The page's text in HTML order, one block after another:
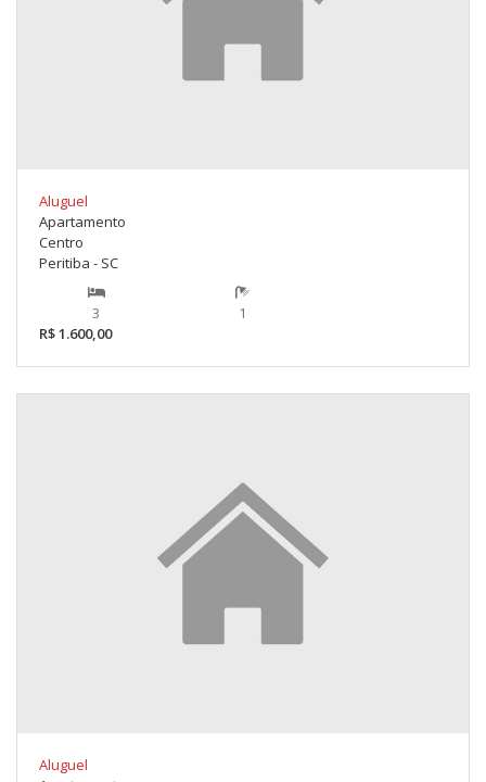
Aluguel
Apartamento
Centro
Peritiba - SC
3
1
R$ 1.600,00
Aluguel